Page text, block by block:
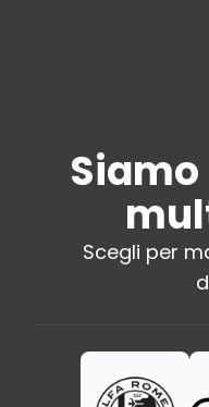
Scegli per